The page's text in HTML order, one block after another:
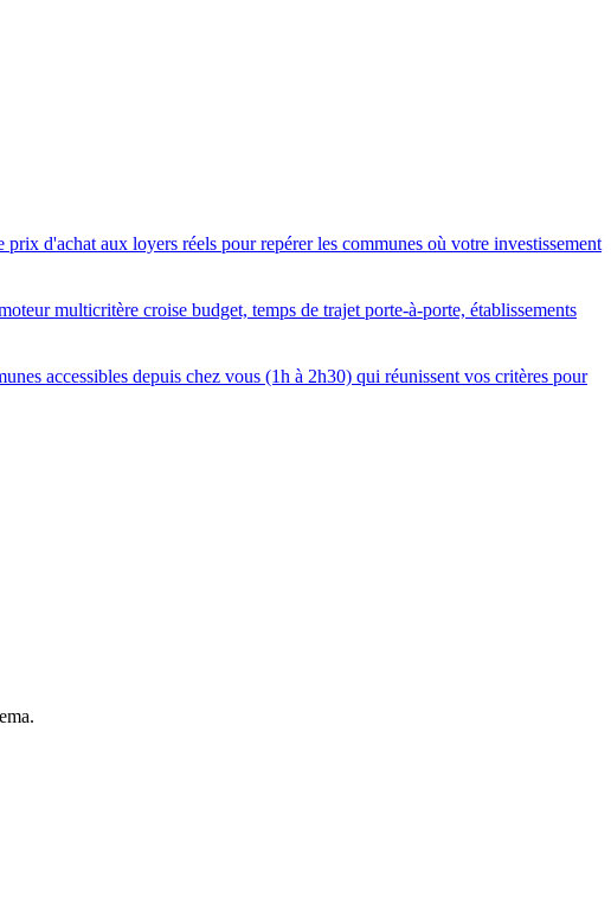
d'achat aux loyers réels pour repérer les communes où votre investissement
multicritère croise budget, temps de trajet porte-à-porte, établissements
accessibles depuis chez vous (1h à 2h30) qui réunissent vos critères pour